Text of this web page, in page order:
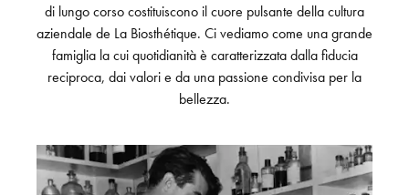
di lungo corso costituiscono il cuore pulsante della cultura
aziendale de La Biosthétique. Ci vediamo come una grande
famiglia la cui quotidianità è caratterizzata dalla fiducia
reciproca, dai valori e da una passione condivisa per la
bellezza.